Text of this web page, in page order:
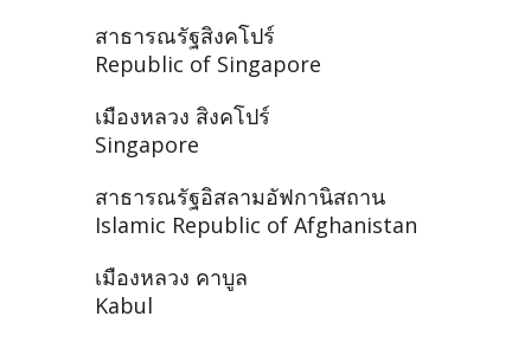
สาธารณรัฐสิงคโปร์
Republic of Singapore
เมืองหลวง สิงคโปร์
Singapore
สาธารณรัฐอิสลามอัฟกานิสถาน
Islamic Republic of Afghanistan
เมืองหลวง คาบูล
Kabul